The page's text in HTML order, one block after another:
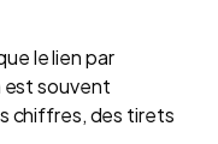
le lien par
est souvent
chiffres, des tirets